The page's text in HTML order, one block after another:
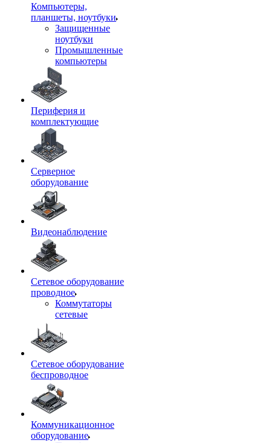
Компьютеры,
планшеты, ноутбуки
Защищенные
ноутбуки
Промышленные
компьютеры
Периферия и
комплектующие
Серверное
оборудование
Видеонаблюдение
Сетевое оборудование
проводное
Коммутаторы
сетевые
Сетевое оборудование
беспроводное
Коммуникационное
оборудование